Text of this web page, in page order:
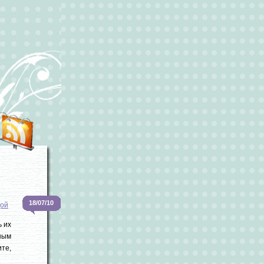
18/07/10
их